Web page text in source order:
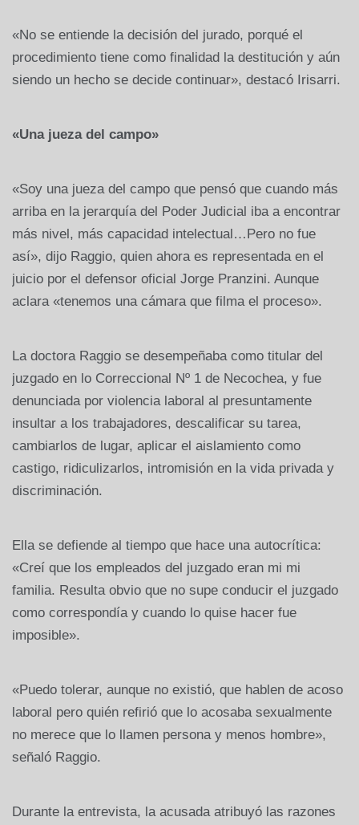
«No se entiende la decisión del jurado, porqué el
procedimiento tiene como finalidad la destitución y aún
siendo un hecho se decide continuar», destacó Irisarri.
«Una jueza del campo»
«Soy una jueza del campo que pensó que cuando más
arriba en la jerarquía del Poder Judicial iba a encontrar
más nivel, más capacidad intelectual…Pero no fue
así», dijo Raggio, quien ahora es representada en el
juicio por el defensor oficial Jorge Pranzini. Aunque
aclara «tenemos una cámara que filma el proceso».
La doctora Raggio se desempeñaba como titular del
juzgado en lo Correccional Nº 1 de Necochea, y fue
denunciada por violencia laboral al presuntamente
insultar a los trabajadores, descalificar su tarea,
cambiarlos de lugar, aplicar el aislamiento como
castigo, ridiculizarlos, intromisión en la vida privada y
discriminación.
Ella se defiende al tiempo que hace una autocrítica:
«Creí que los empleados del juzgado eran mi mi
familia. Resulta obvio que no supe conducir el juzgado
como correspondía y cuando lo quise hacer fue
imposible».
«Puedo tolerar, aunque no existió, que hablen de acoso
laboral pero quién refirió que lo acosaba sexualmente
no merece que lo llamen persona y menos hombre»,
señaló Raggio.
Durante la entrevista, la acusada atribuyó las razones